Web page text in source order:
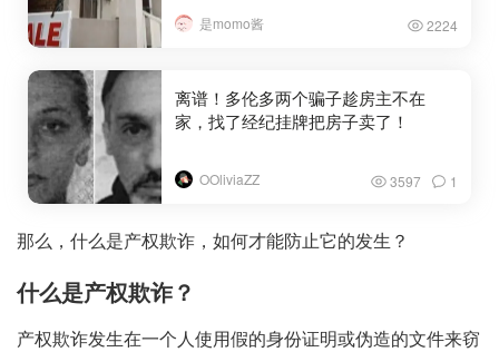
是momo酱 2224
离谱！多伦多两个骗子趁房主不在
家，找了经纪挂牌把房子卖了！
OOliviaZZ 3597 1
那么，什么是产权欺诈，如何才能防止它的发生？
什么是产权欺诈？
产权欺诈发生在一个人使用假的身份证明或伪造的文件来窃